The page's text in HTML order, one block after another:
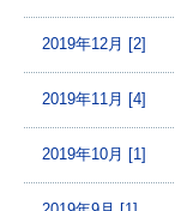
2019年12月 [2]
2019年11月 [4]
2019年10月 [1]